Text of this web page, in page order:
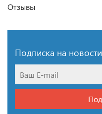
Отзывы
Подписка на новости